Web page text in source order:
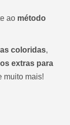
ao método
coloridas,
extras para
muito mais!